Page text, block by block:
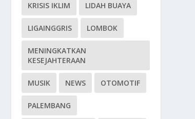
KRISIS IKLIM LIDAH BUAYA
LIGAINGGRIS LOMBOK
MENINGKATKAN
KESEJAHTERAAN
MUSIK NEWS OTOMOTIF
PALEMBANG